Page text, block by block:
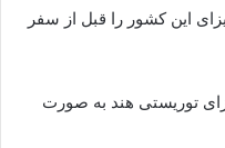
این کشور را قبل از سفر
دریافت 3 نوع ویزای توریستی هند به صورت